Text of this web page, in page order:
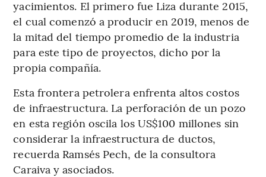
yacimientos. El primero fue Liza durante 2015,
el cual comenzó a producir en 2019, menos de
la mitad del tiempo promedio de la industria
para este tipo de proyectos, dicho por la
propia compañía.
Esta frontera petrolera enfrenta altos costos
de infraestructura. La perforación de un pozo
en esta región oscila los US$100 millones sin
considerar la infraestructura de ductos,
recuerda Ramsés Pech, de la consultora
Caraiva y asociados.